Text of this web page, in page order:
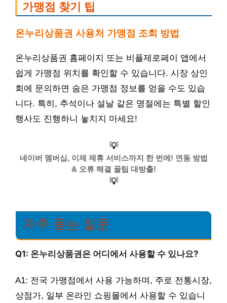
가맹점 찾기 팁
온누리상품권 사용처 가맹점 조회 방법
온누리상품권 홈페이지 또는 비플제로페이 앱에서
쉽게 가맹점 위치를 확인할 수 있습니다. 시장 상인
회에 문의하면 숨은 가맹점 정보를 얻을 수도 있습
니다. 특히, 추석이나 설날 같은 명절에는 특별 할인
행사도 진행하니 놓치지 마세요!
💡
네이버 멤버십, 이제 제휴 서비스까지 한 번에! 연동 방법
& 오류 해결 꿀팁 대방출!
💡
자주 묻는 질문
Q1: 온누리상품권은 어디에서 사용할 수 있나요?
A1: 전국 가맹점에서 사용 가능하며, 주로 전통시장,
상점가, 일부 온라인 쇼핑몰에서 사용할 수 있습니